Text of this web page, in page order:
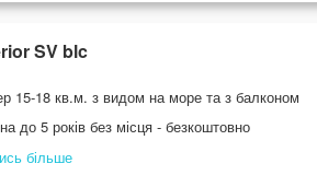
SV blc
15-18 кв.м. з видом на море та з балконом
до 5 років без місця - безкоштовно
більше